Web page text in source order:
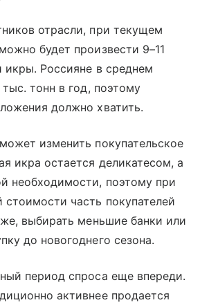
отрасли, при текущем
будет произвести 9–11
икры. Россияне в среднем
тыс. тонн в год, поэтому
должно хватить.
изменить покупательское
икра остается деликатесом, а
необходимости, поэтому при
часть покупателей
выбирать меньшие банки или
до новогоднего сезона.
период спроса еще впереди.
активнее продается